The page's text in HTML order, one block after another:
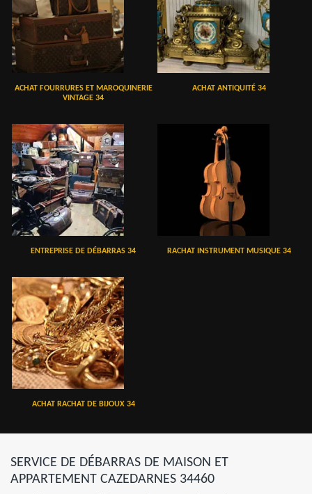
ACHAT FOURRURES ET MAROQUINERIE
VINTAGE 34
ACHAT ANTIQUITÉ 34
ENTREPRISE DE DÉBARRAS 34 RACHAT INSTRUMENT MUSIQUE 34
ACHAT RACHAT DE BIJOUX 34
SERVICE DE DÉBARRAS DE MAISON ET
APPARTEMENT CAZEDARNES 34460